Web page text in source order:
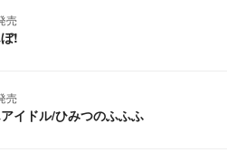
売
!
売
イドル/ひみつのふふふ